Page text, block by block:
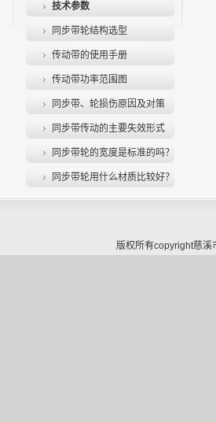
技术参数
同步带轮结构选型
传动带的使用手册
传动带功率范围图
同步带、轮损伤原因及对策
同步带传动的主要失效形式
同步带轮的宽度是标准的吗？
同步带轮用什么材质比较好？
版权所有copyright慈